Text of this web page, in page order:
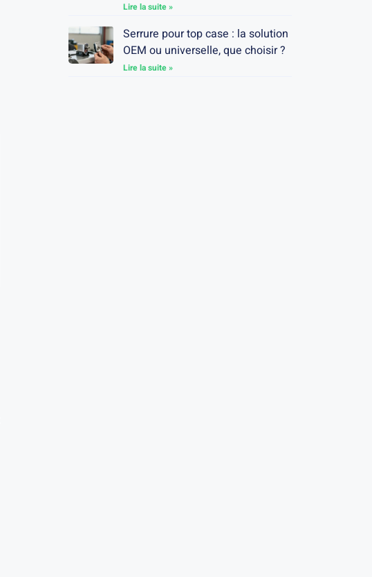
Lire la suite »
Serrure pour top case : la solution
OEM ou universelle, que choisir ?
Lire la suite »